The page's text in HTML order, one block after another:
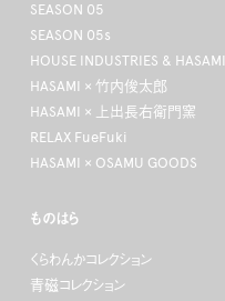
SEASON 05
SEASON 05s
HOUSE INDUSTRIES & HASAMI
HASAMI × 竹内俊太郎
HASAMI × 上出長右衛門窯
RELAX FueFuki
HASAMI × OSAMU GOODS
ものはら
くらわんかコレクション
青磁コレクション